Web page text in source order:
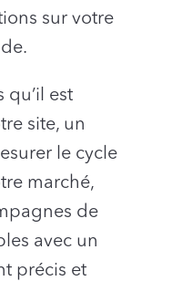
sur votre
qu’il est
site, un
le cycle
marché,
de
avec un
précis et